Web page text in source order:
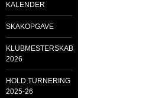
KALENDER
SKAKOPGAVE
KLUBMESTERSKAB
2026
HOLD TURNERING
2025-26